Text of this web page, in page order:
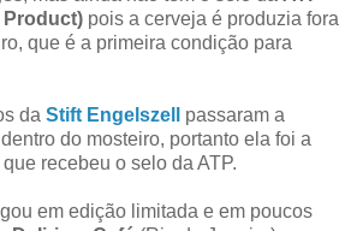
pois a cerveja é produzia fora
que é a primeira condição para
da Stift Engelszell
passaram a
do mosteiro, portanto ela foi a
recebeu o selo da ATP.
em edição limitada e em poucos